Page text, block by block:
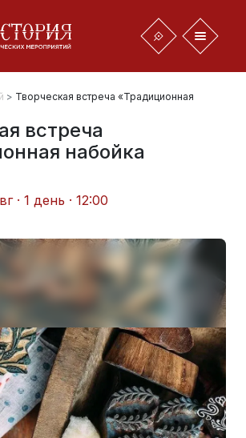
> Творческая встреча «Традиционная
встреча
набойка
· 1 день · 12:00